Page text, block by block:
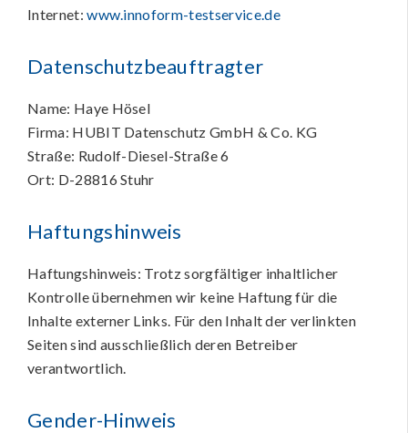
Internet:www.innoform-testservice.de
Datenschutzbeauftragter
Name: Haye Hösel
Firma: HUBIT Datenschutz GmbH & Co. KG
Straße: Rudolf-Diesel-Straße 6
Ort: D-28816 Stuhr
Haftungshinweis
Haftungshinweis: Trotz sorgfältiger inhaltlicher
Kontrolle übernehmen wir keine Haftung für die
Inhalte externer Links. Für den Inhalt der verlinkten
Seiten sind ausschließlich deren Betreiber
verantwortlich.
Gender-Hinweis